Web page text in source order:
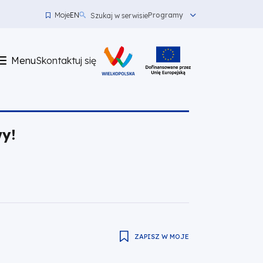
MojeEN
top
left
Szukaj w serwisieProgramy
Menu
Skontaktuj
Skontaktuj się
ZAPISZ W MOJE